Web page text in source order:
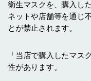
衛生マスクを、購入し
ネットや店舗等を通じ
とが禁止されます。
「当店で購入したマス
性があります。